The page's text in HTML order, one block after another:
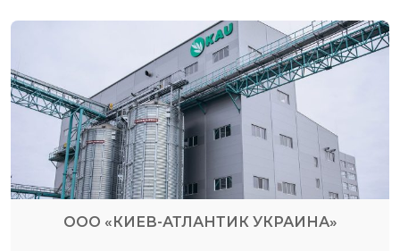
ООО «КИЕВ-АТЛАНТИК УКРАИНА»